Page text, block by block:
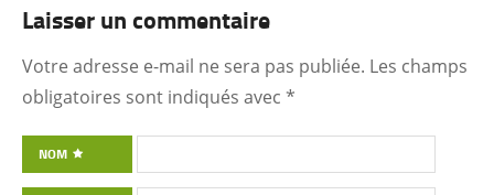
Laisser un commentaire
Votre adresse e-mail ne sera pas publiée. Les champs
obligatoires sont indiqués avec *
NOM